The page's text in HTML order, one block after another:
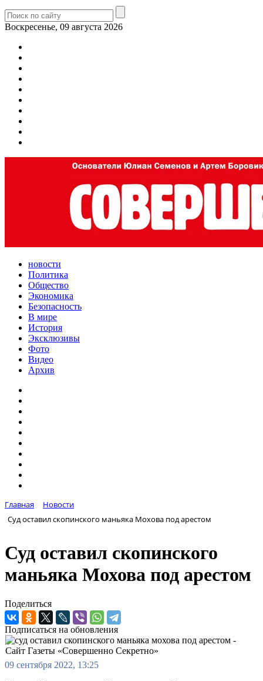
Воскресенье, 09 августа 2026
новости
Политика
Общество
Экономика
Безопасность
В мире
История
Эксклюзивы
Фото
Видео
Архив
Главная
Новости
Суд оставил скопинского маньяка Мохова под арестом
Суд оставил скопинского
маньяка Мохова под арестом
Поделиться
Подписаться на обновления
09 сентября 2022, 13:25